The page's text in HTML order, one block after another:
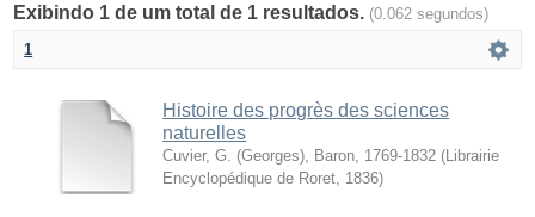
Exibindo 1 de um total de 1 resultados. (0.062 segundos)
1
Histoire des progrès des sciences
naturelles
Cuvier, G. (Georges), Baron, 1769-1832 ( Librairie
Encyclopédique de Roret 1836)